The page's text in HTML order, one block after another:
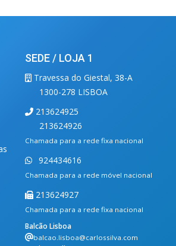
SEDE / LOJA 1
Travessa do Giestal, 38-A
1300-278 LISBOA
213624925
213624926
Chamada para a rede fixa nacional
924434616
Chamada para a rede móvel nacional
213624927
Chamada para a rede fixa nacional
Balcão Lisboa
balcao.lisboa@carlossilva.com